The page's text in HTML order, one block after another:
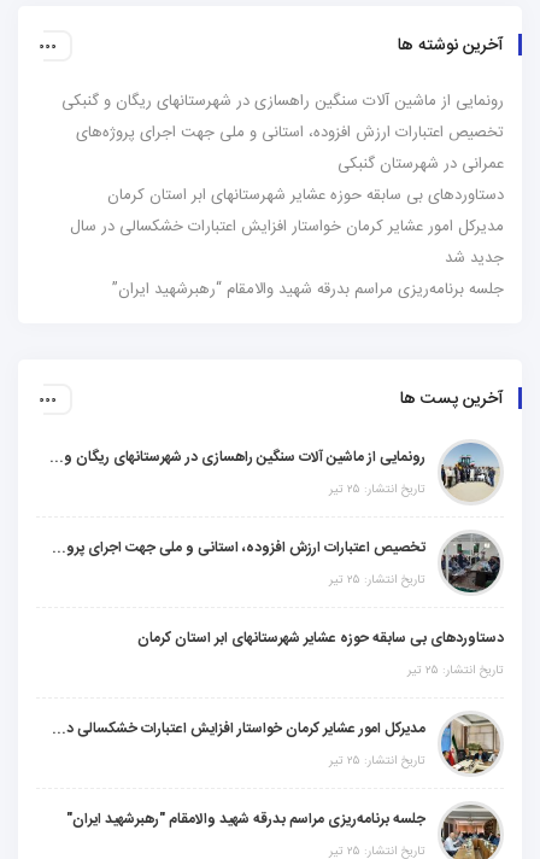
آخرین نوشته ها
رونمایی از ماشین آلات سنگین راهسازی در شهرستانهای ریگان و گنبکی
تخصیص اعتبارات ارزش افزوده، استانی و ملی جهت اجرای پروژه‌های
عمرانی در شهرستان گنبکی
دستاوردهای بی سابقه حوزه عشایر شهرستانهای ابر استان کرمان
مدیرکل امور عشایر کرمان خواستار افزایش اعتبارات خشکسالی در سال
جدید شد
جلسه برنامه‌ریزی مراسم بدرقه شهید والامقام “رهبرشهید ایران”
آخرین پست ها
رونمایی از ماشین آلات سنگین راهسازی در شهرستانهای ریگان و گنبکی
تاریخ انتشار: ۲۵ تیر
تخصیص اعتبارات ارزش افزوده، استانی و ملی جهت اجرای پروژه‌های عمرانی در شهرستان گنبکی
تاریخ انتشار: ۲۵ تیر
دستاوردهای بی سابقه حوزه عشایر شهرستانهای ابر استان کرمان
تاریخ انتشار: ۲۵ تیر
مدیرکل امور عشایر کرمان خواستار افزایش اعتبارات خشکسالی در سال جدید شد
تاریخ انتشار: ۲۵ تیر
جلسه برنامه‌ریزی مراسم بدرقه شهید والامقام "رهبرشهید ایران"
تاریخ انتشار: ۲۵ تیر